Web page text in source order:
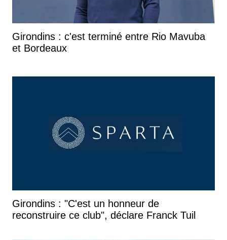
Girondins : c'est terminé entre Rio Mavuba
et Bordeaux
Girondins : "C'est un honneur de
reconstruire ce club", déclare Franck Tuil